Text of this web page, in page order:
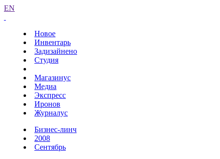
EN
Новое
Инвентарь
Задизайнено
Студия
Магазинус
Медиа
Экспресс
Иронов
Журналус
Бизнес-линч
2008
Сентябрь